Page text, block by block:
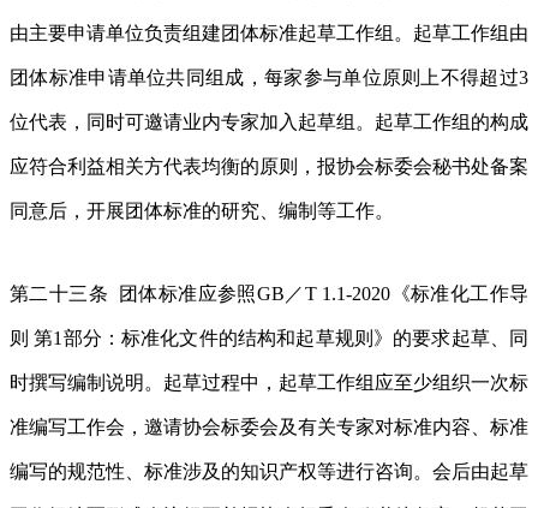
由主要申请单位负责组建团体标准起草工作组。起草工作组由
团体标准申请单位共同组成，每家参与单位原则上不得超过3
位代表，同时可邀请业内专家加入起草组。起草工作组的构成
应符合利益相关方代表均衡的原则，报协会标委会秘书处备案
同意后，开展团体标准的研究、编制等工作。
第二十三条 团体标准应参照GB／T 1.1-2020《标准化工作导
则 第1部分：标准化文件的结构和起草规则》的要求起草、同
时撰写编制说明。起草过程中，起草工作组应至少组织一次标
准编写工作会，邀请协会标委会及有关专家对标准内容、标准
编写的规范性、标准涉及的知识产权等进行咨询。会后由起草